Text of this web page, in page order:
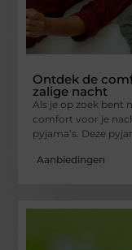
Ontdek de
zalige nacht
Als je op zoek bent
comfort voor je
pyjama’s. Deze
Aanbiedingen